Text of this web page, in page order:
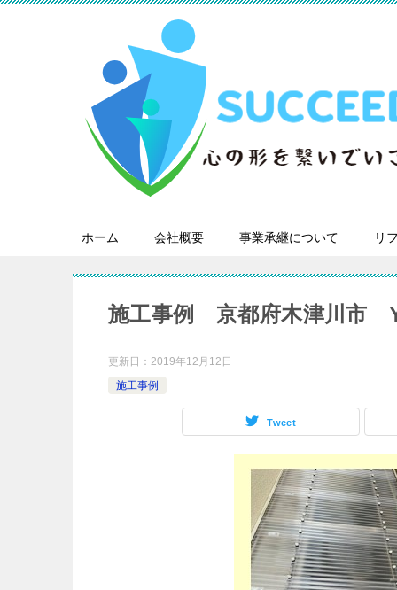
ホーム 会社概要 事業承継について リ
施工事例 京都府木津川市
更新日： 2019年12月12日
施工事例
Tweet